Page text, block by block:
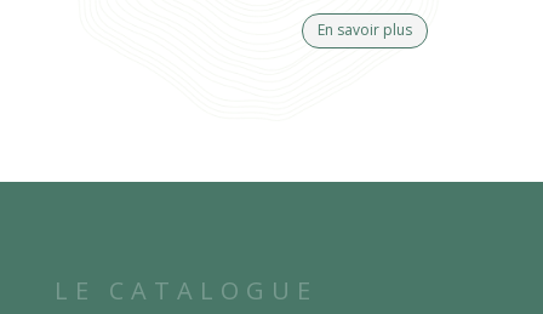
En savoir plus
LE CATALOGUE